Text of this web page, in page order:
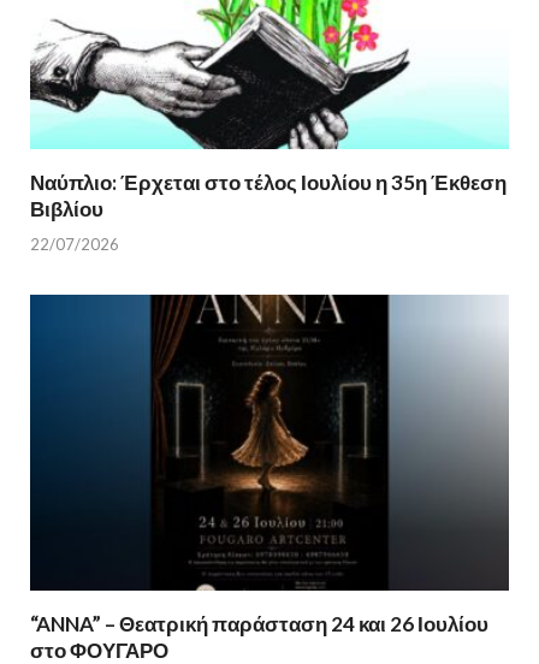
Ναύπλιο: Έρχεται στο τέλος Ιουλίου η 35η Έκθεση
Βιβλίου
22/07/2026
“ANNA” – Θεατρική παράσταση 24 και 26 Ιουλίου
στο ΦΟΥΓΑΡΟ